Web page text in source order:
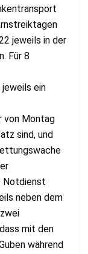
jeweils in der
Für 8
ein
von Montag
sind, und
Notdienst
neben dem
mit den
während